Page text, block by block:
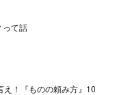
って話
え！『ものの頼み方』10